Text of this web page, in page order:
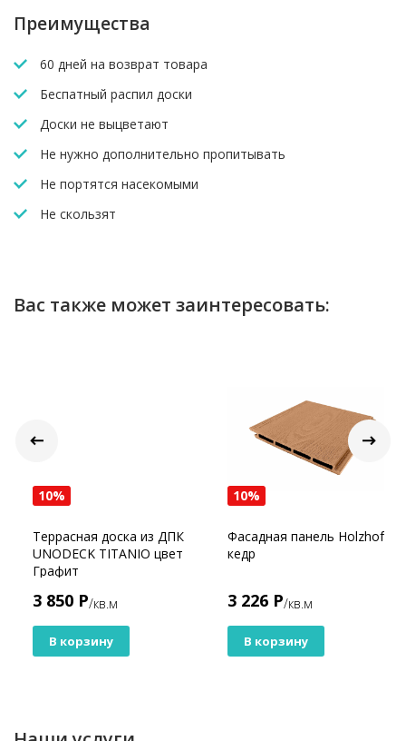
Преимущества
60 дней на возврат товара
Беспатный распил доски
Доски не выцветают
Не нужно дополнительно пропитывать
Не портятся насекомыми
Не скользят
Вас также может заинтересовать:
10%
Террасная доска из ДПК
UNODECK TITANIO цвет
Графит
3 850 Р/кв.м
В корзину
10%
Фасадная панель Holzhof
кедр
3 226 Р/кв.м
В корзину